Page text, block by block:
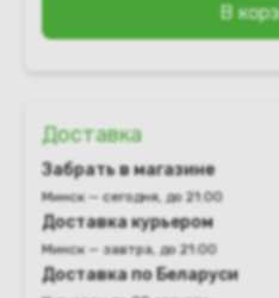
В
Доставка
Забрать в магазине
Минск — сегодня, до 21:00
Доставка курьером
Минск — завтра, до 21:00
Доставка по Беларуси